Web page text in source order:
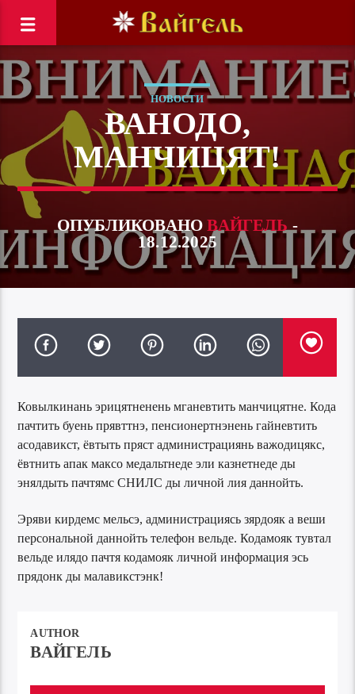
НОВОСТИ
ВАНОДО,
МАНЧИЦЯТ!
ОПУБЛИКОВАНОВАЙГЕЛЬ-
18.12.2025
Ковылкинань эрицятненень мганевтить манчицятне. Кода
пачтить буень прявттнэ, пенсионертнэнень гайневтить
асодавикст, ёвтыть пряст администрациянь важодицякс,
ёвтнить апак максо медальтнеде эли казнетнеде ды
энялдыть пачтямс СНИЛС ды личной лия даннойть.
Эряви кирдемс мельсэ, администрациясь зярдояк а веши
персональной даннойть телефон вельде. Кодамояк тувтал
вельде илядо пачтя кодамояк личной информация эсь
прядонк ды малавикстэнк!
AUTHOR
ВАЙГЕЛЬ